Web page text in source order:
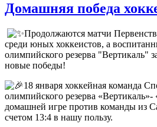
Домашняя победа
Продолжаются матчи
среди юных хоккеистов, а
олимпийского резерва "Вертикаль"
новые победы!
18 января хоккейная команда
олимпийского резерва «Вертикаль»-
домашней игре против команды из
счетом 13:4 в нашу пользу.